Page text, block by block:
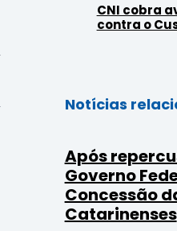
CNI cobra
contra o
Notícias
Após
Governo
Concessão
Catarinenses